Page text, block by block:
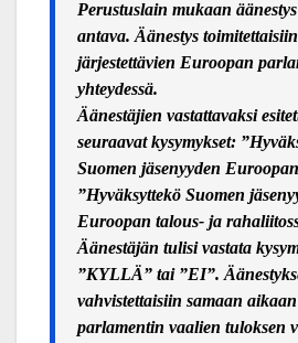
Perustuslain mukaan
antava. Äänestys
järjestettävien Euroopan
yhteydessä.
Äänestäjien vastattavaksi
seuraavat kysymykset:
Suomen jäsenyyden
”Hyväksyttekö Suomen
Euroopan talous- ja
Äänestäjän tulisi vastata
”KYLLÄ” tai ”EI”.
vahvistettaisiin samaan
parlamentin vaalien tuloksen